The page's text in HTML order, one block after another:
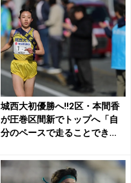
城西大初優勝へ!!2区・本間香
が圧巻区間新でトップへ「自
分のペースで走ることでき...